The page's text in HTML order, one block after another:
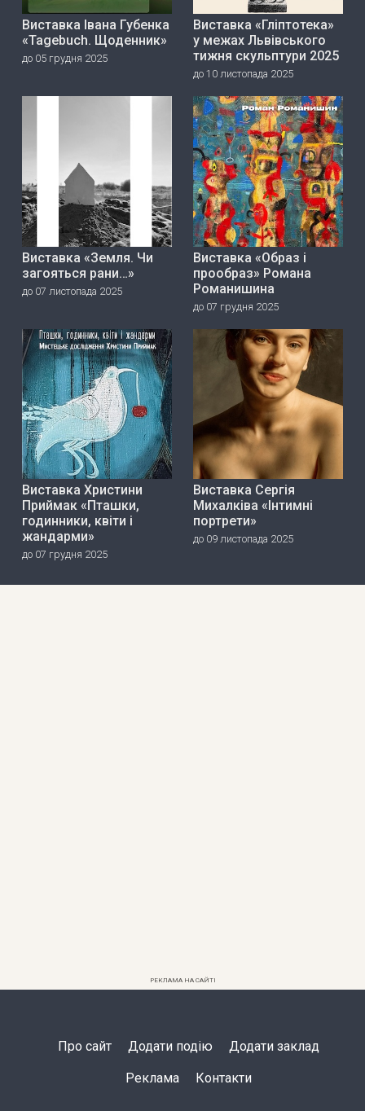
Виставка Івана Губенка
«Tagebuch. Щоденник»
до 05 грудня 2025
Виставка «Гліптотека»
у межах Львівського
тижня скульптури 2025
до 10 листопада 2025
Виставка «Земля. Чи
загояться рани…»
до 07 листопада 2025
Виставка «Образ і
прообраз» Романа
Романишина
до 07 грудня 2025
Виставка Христини
Приймак «Пташки,
годинники, квіти і
жандарми»
до 07 грудня 2025
Виставка Сергія
Михалківа «Інтимні
портрети»
до 09 листопада 2025
РЕКЛАМА НА САЙТІ
Про сайт Додати подію Додати заклад
Реклама Контакти